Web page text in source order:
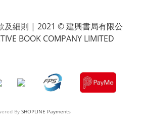
及細則 | 2021 © 建興書局有限公
BOOK COMPANY LIMITED
By SHOPLINE Payments